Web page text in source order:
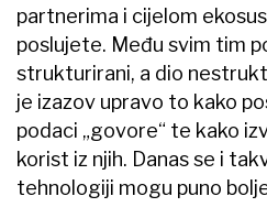
partnerima i cijelom
poslujete. Među svim tim
strukturirani, a dio
je izazov upravo to kako
podaci „govore“ te kako
korist iz njih. Danas se i
tehnologiji mogu puno